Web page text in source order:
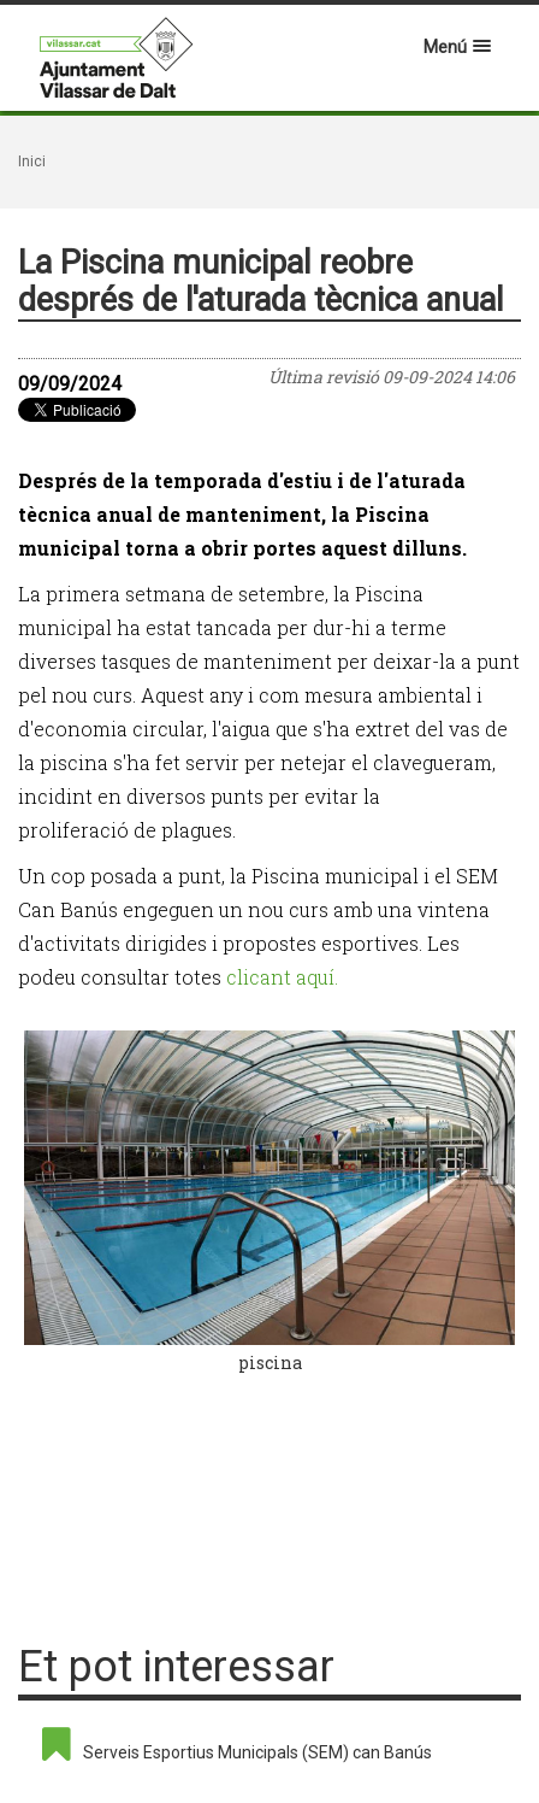
Menú
Inici
La Piscina municipal reobre
després de l'aturada tècnica anual
Última revisió09-09-2024 14:06
09/09/2024
Després de la temporada d'estiu i de l'aturada
tècnica anual de manteniment, la Piscina
municipal torna a obrir portes aquest dilluns.
La primera setmana de setembre, la Piscina
municipal ha estat tancada per dur-hi a terme
diverses tasques de manteniment per deixar-la a punt
pel nou curs. Aquest any i com mesura ambiental i
d'economia circular, l'aigua que s'ha extret del vas de
la piscina s'ha fet servir per netejar el clavegueram,
incidint en diversos punts per evitar la
proliferació de plagues.
Un cop posada a punt, la Piscina municipal i el SEM
Can Banús engeguen un nou curs amb una vintena
d'activitats dirigides i propostes esportives. Les
podeu consultar totes clicant aquí.
piscina
Et pot interessar
Serveis Esportius Municipals (SEM) can Banús